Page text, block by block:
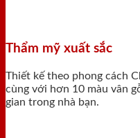
Thẩm mỹ xuất sắc
Thiết kế theo phong cách
cùng với hơn 10 màu vân
gian trong nhà bạn.